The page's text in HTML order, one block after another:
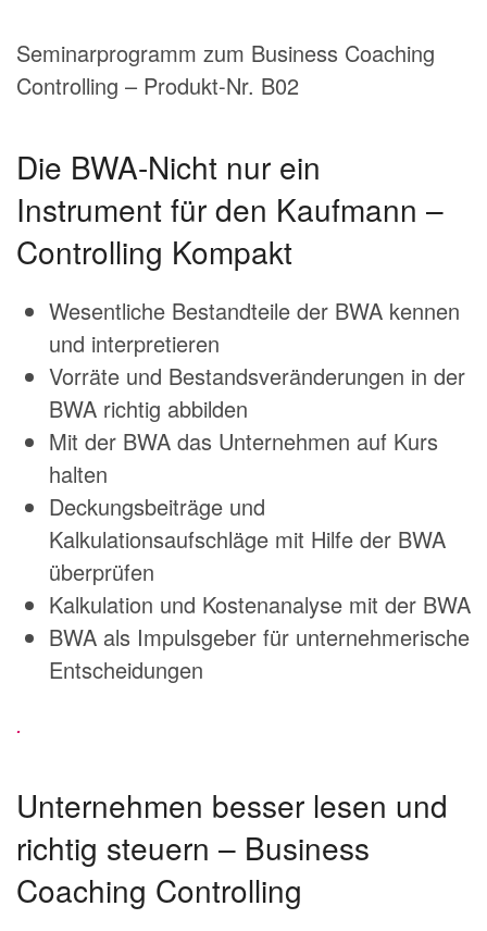
Seminarprogramm zum Business Coaching
Controlling – Produkt-Nr. B02
Die BWA-Nicht nur ein
Instrument für den Kaufmann –
Controlling Kompakt
Wesentliche Bestandteile der BWA kennen
und interpretieren
Vorräte und Bestandsveränderungen in der
BWA richtig abbilden
Mit der BWA das Unternehmen auf Kurs
halten
Deckungsbeiträge und
Kalkulationsaufschläge mit Hilfe der BWA
überprüfen
Kalkulation und Kostenanalyse mit der BWA
BWA als Impulsgeber für unternehmerische
Entscheidungen
.
Unternehmen besser lesen und
richtig steuern – Business
Coaching Controlling